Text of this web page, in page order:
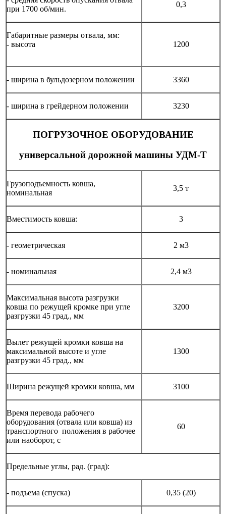
при 1700 об/мин.
0,3
Габаритные размеры отвала, мм:
- высота
1200
- ширина в бульдозерном положении 3360
- ширина в грейдерном положении 3230
ПОГРУЗОЧНОЕ ОБОРУДОВАНИЕ
универсальной дорожной машины УДМ-Т
Грузоподъемность ковша,
номинальная
3,5 т
Вместимость ковша: 3
- геометрическая 2 м3
- номинальная 2,4 м3
Максимальная высота разгрузки
ковша по режущей кромке при угле
разгрузки 45 град., мм
3200
Вылет режущей кромки ковша на
максимальной высоте и угле
разгрузки 45 град., мм
1300
Ширина режущей кромки ковша, мм 3100
Время перевода рабочего
оборудования (отвала или ковша) из
транспортного положения в рабочее
или наоборот, с
60
Предельные углы, рад. (град):
- подъема (спуска) 0,35 (20)